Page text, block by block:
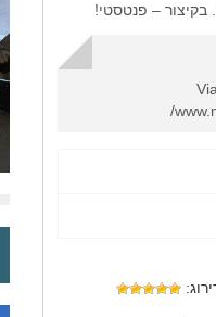
בקיצור – פנטסטי!